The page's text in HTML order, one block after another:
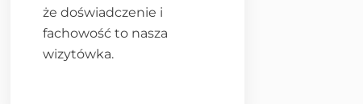
że doświadczenie i
fachowość to nasza
wizytówka.